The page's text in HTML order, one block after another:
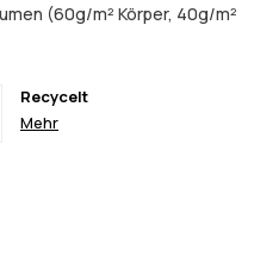
(60g/m² Körper, 40g/m²
Recycelt
Mehr